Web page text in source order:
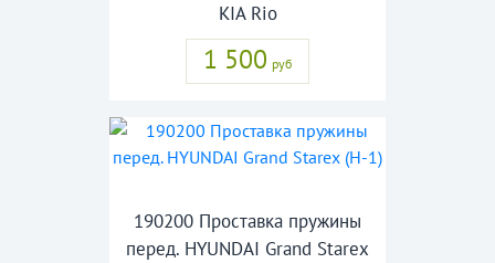
KIA Rio
1 500 руб
190200 Проставка пружины
перед. HYUNDAI Grand Starex